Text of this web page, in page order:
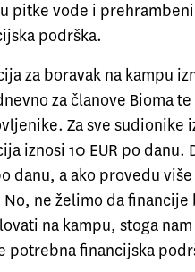
pitke vode i
podrška.
za boravak na kampu
za članove Bioma
Za sve sudionike
iznosi 10 EUR po
danu, a ako provedu
No, ne želimo da
na kampu, stoga
potrebna financijska